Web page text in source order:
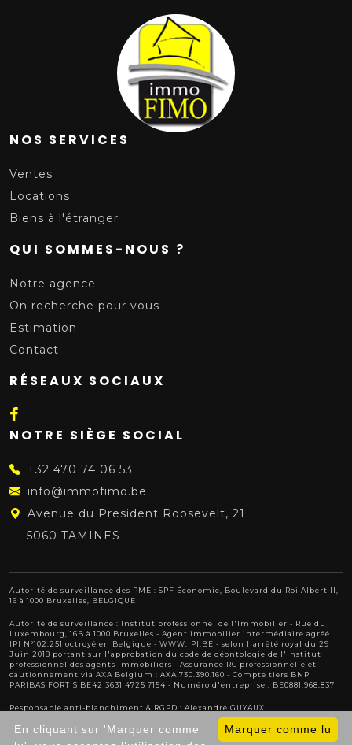
NOS SERVICES
Ventes
Locations
Biens à l'étranger
QUI SOMMES-NOUS ?
Notre agence
On recherche pour vous
Estimation
Contact
RÉSEAUX SOCIAUX
NOTRE SIÈGE SOCIAL
+32 470 74 06 53
info@immofimo.be
Avenue du President Roosevelt, 21
5060 TAMINES
Autorité de surveillance des PME : SPF Économie, Boulevard du Roi Albert II,
16 à 1000 Bruxelles, BELGIQUE
Autorité de surveillance : Institut professionnel de l'Immobilier - Rue du
Luxembourg, 16B à 1000 Bruxelles - Agent immobilier intermédiaire agréé
IPI N°102.251 octroyé en Belgique - WWW.IPI.BE - selon l'arrêté royal du 29
Juin 2018 portant sur l'approbation du code de déontologie de l'Institut
professionnel des agents immobiliers - Assurance RC professionnelle et
cautionnement via AXA Belgium : AXA 730.390.160 - Compte tiers BNP
PARIBAS FORTIS BE42 3631 4725 7154 - Numéro d'entreprise : BE0881.968.837
Responsable anti-blanchiment & RGPD : Alexandre GUYAUX
Marquer comme lu
En cliquant sur 'Marquer comme